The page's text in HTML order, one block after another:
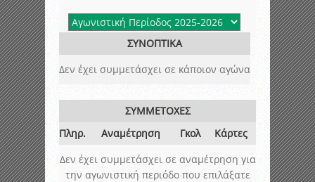
ΣΥΝΟΠΤΙΚΑ
Δεν έχει συμμετάσχει σε κάποιον αγώνα
ΣΥΜΜΕΤΟΧΕΣ
Πληρ.
Αναμέτρηση Γκολ
Κάρτες
Δεν έχει συμμετάσχει σε αναμέτρηση για
την αγωνιστική περιόδο που επιλάξατε